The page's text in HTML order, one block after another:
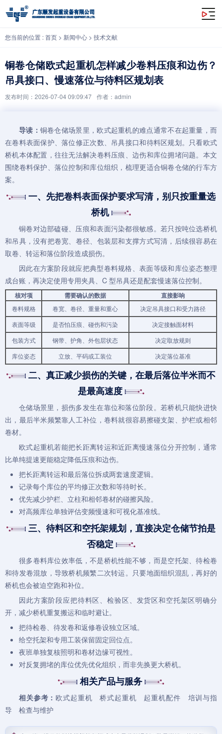
铜卷仓储欧式起重机怎样减少卷料压痕和边伤？吊具接口、慢速落位与待料区规划
您当前的位置 :首页 > 新闻中心 > 技术文献
铜卷仓储欧式起重机怎样减少卷料压痕和边伤？
吊具接口、慢速落位与待料区规划表
发布时间：2026-07-04 09:09:47 作者：admin
导读： 铜卷仓储场景里， 欧式起重机的难点通常不在起重量，而
在卷料表面保护、落位修正次数、吊具接口和待料区规划。只看欧式
桥机本体配置，往往无法解决卷料压痕、边伤和库位拥堵问题。本文
围绕卷料保护、落位控制和库位组织，梳理更适合铜卷仓储的行车方
案。
一、先把卷料表面保护要求写清，别只按重量选
桥机
铜卷对边部磕碰、压痕和表面污染都很敏感。若只按吨位选桥机
和吊具，没有把卷宽、卷径、包装层和支撑方式写清，后续很容易在
取卷、转运和落位阶段造成损伤。
因此在方案阶段就应把典型卷料规格、表面等级和库位姿态整理
成台账，再决定使用专用夹具、C 型吊具还是配套慢速落位控制。
核对项 需要确认的数据 直接影响
卷料规格 卷宽、卷径、重量和重心
决定吊具接口和受力路径
表面等级
是否怕压痕、碰伤和污染
决定接触面材料
包装方式
钢带、护角、外包层状态
决定取放规则
库位姿态
立放、平码或工装位 决定落位基准
二、真正减少损伤的关键，在最后落位半米而不
是最高速度
仓储场景里，损伤多发生在靠位和落位阶段。若桥机只能快进快
出，最后半米频繁靠人工补位，卷料就很容易擦碰支架、护栏或相邻
卷材。
欧式起重机若能把长距离转运和近距离慢速落位分开控制，通常
比单纯提速更能稳定降低压痕和边伤。
把长距离转运和最后落位拆成两套速度逻辑。
记录每个库位的平均修正次数和等待时长。
优先减少护栏、立柱和相邻卷材的碰擦风险。
对高频库位单独评估变频慢速和可视化基准线。
三、待料区和空托架规划，直接决定仓储节拍是
否稳定
很多卷料库位效率低，不是桥机性能不够，而是空托架、待检卷
和待发卷混放，导致桥机频繁二次转运。只要地面组织混乱，再好的
桥机也会被迫空跑和补位。
因此方案阶段应把待料区、检验区、发货区和空托架区明确分
开，减少桥机重复搬运和临时避让。
把待检卷、待发卷和返修卷设独立区域。
给空托架和专用工装保留固定回位点。
夜班单独复核照明和卷材边缘可视性。
对反复拥堵的库位优先优化组织，而非先换更大桥机。
相关产品与服务
相关参考： 欧式起重机 桥式起重机 起重机配件
培训与指
导
检查与维护